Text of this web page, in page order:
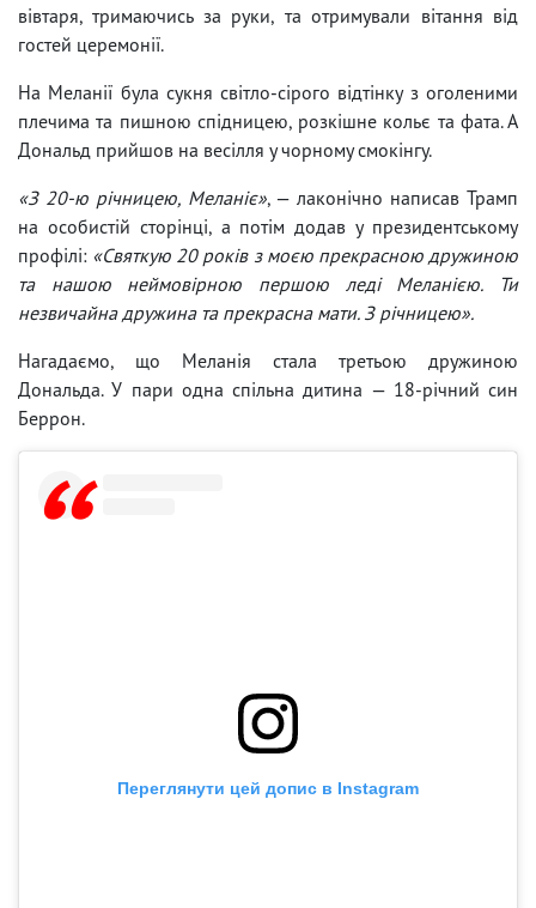
вівтаря, тримаючись за руки, та отримували вітання від
гостей церемонії.
На Меланії була сукня світло-сірого відтінку з оголеними
плечима та пишною спідницею, розкішне кольє та фата. А
Дональд прийшов на весілля у чорному смокінгу.
«З 20-ю річницею, Меланіє», — лаконічно написав Трамп
на особистій сторінці, а потім додав у президентському
профілі: «Святкую 20 років з моєю прекрасною дружиною
та нашою неймовірною першою леді Меланією. Ти
незвичайна дружина та прекрасна мати. З річницею».
Нагадаємо, що Меланія стала третьою дружиною
Дональда. У пари одна спільна дитина — 18-річний син
Беррон.
Переглянути цей допис в Instagram